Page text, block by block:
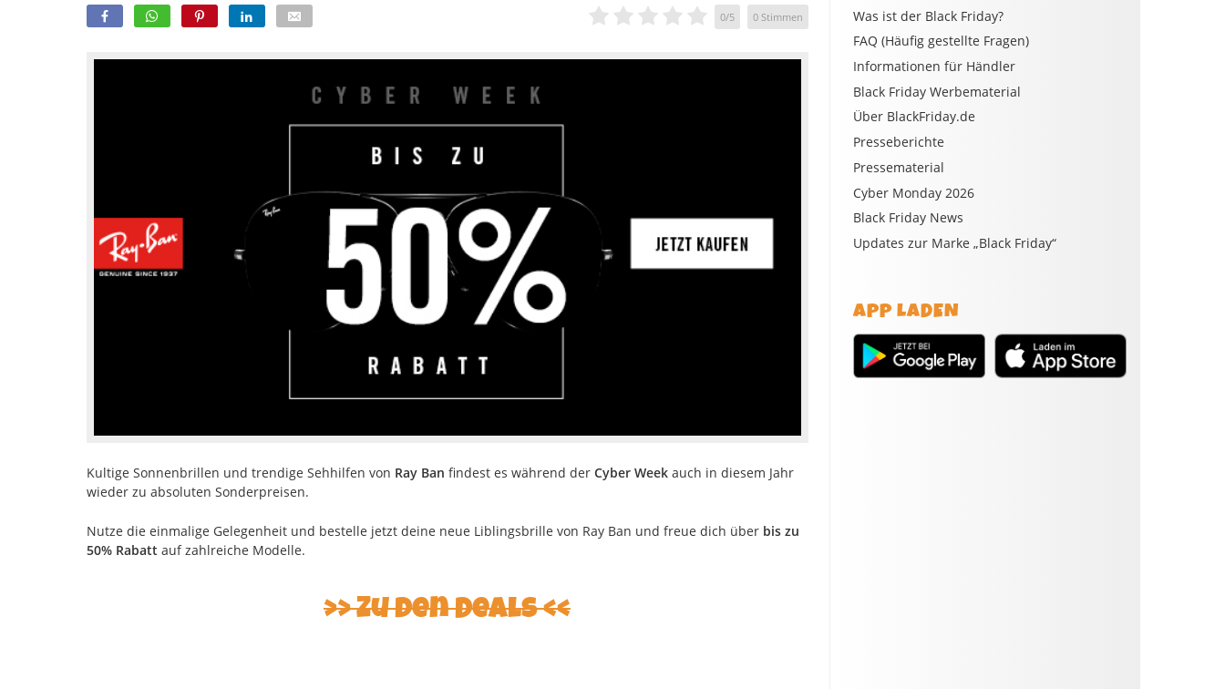
0/5 0Stimmen
Kultige Sonnenbrillen und trendige Sehhilfen von Ray Ban findest es während der Cyber Weekauch in diesem Jahr
wieder zu absoluten Sonderpreisen.
Nutze die einmalige Gelegenheit und bestelle jetzt deine neue Liblingsbrille von Ray Ban und freue dich über bis zu
50% Rabatt auf zahlreiche Modelle.
>> Zu den Deals <<
Was ist der Black Friday?
FAQ (Häufig gestellte Fragen)
Informationen für Händler
Black Friday Werbematerial
Über BlackFriday.de
Presseberichte
Pressematerial
Cyber Monday 2026
Black Friday News
Updates zur Marke „Black Friday“
APP LADEN